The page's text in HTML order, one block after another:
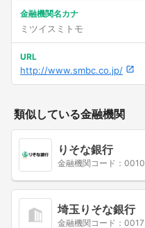
金融機関名カナ
ミツイスミトモ
URL
http://www.smbc.co.jp/
類似している金融機関
りそな銀行
金融機関コード：0010
埼玉りそな銀行
金融機関コード：0017